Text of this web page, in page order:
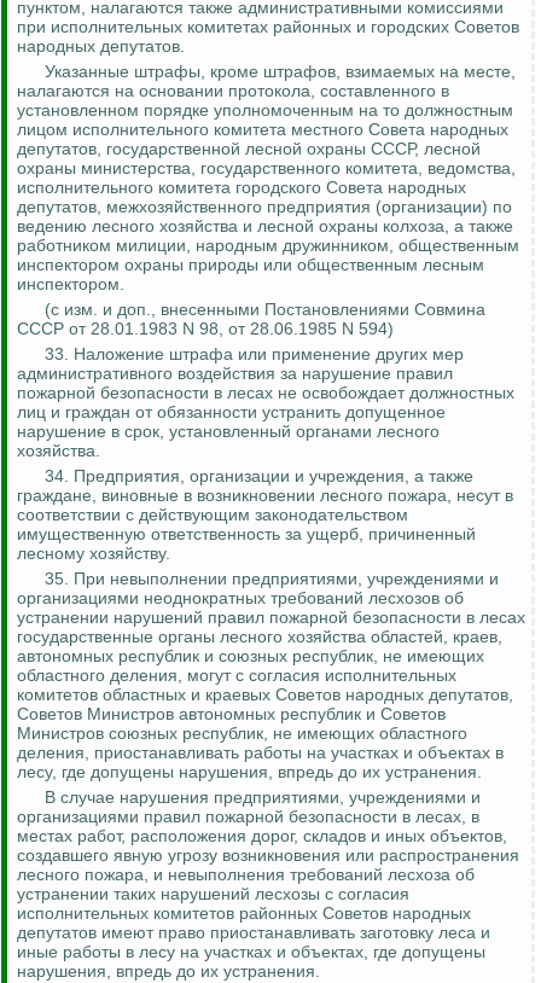
пунктом, налагаются также административными комиссиями
при исполнительных комитетах районных и городских Советов
народных депутатов.
Указанные штрафы, кроме штрафов, взимаемых на месте,
налагаются на основании протокола, составленного в
установленном порядке уполномоченным на то должностным
лицом исполнительного комитета местного Совета народных
депутатов, государственной лесной охраны СССР, лесной
охраны министерства, государственного комитета, ведомства,
исполнительного комитета городского Совета народных
депутатов, межхозяйственного предприятия (организации) по
ведению лесного хозяйства и лесной охраны колхоза, а также
работником милиции, народным дружинником, общественным
инспектором охраны природы или общественным лесным
инспектором.
(с изм. и доп., внесенными Постановлениями Совмина
СССР от 28.01.1983 N 98, от 28.06.1985 N 594)
33. Наложение штрафа или применение других мер
административного воздействия за нарушение правил
пожарной безопасности в лесах не освобождает должностных
лиц и граждан от обязанности устранить допущенное
нарушение в срок, установленный органами лесного
хозяйства.
34. Предприятия, организации и учреждения, а также
граждане, виновные в возникновении лесного пожара, несут в
соответствии с действующим законодательством
имущественную ответственность за ущерб, причиненный
лесному хозяйству.
35. При невыполнении предприятиями, учреждениями и
организациями неоднократных требований лесхозов об
устранении нарушений правил пожарной безопасности в лесах
государственные органы лесного хозяйства областей, краев,
автономных республик и союзных республик, не имеющих
областного деления, могут с согласия исполнительных
комитетов областных и краевых Советов народных депутатов,
Советов Министров автономных республик и Советов
Министров союзных республик, не имеющих областного
деления, приостанавливать работы на участках и объектах в
лесу, где допущены нарушения, впредь до их устранения.
В случае нарушения предприятиями, учреждениями и
организациями правил пожарной безопасности в лесах, в
местах работ, расположения дорог, складов и иных объектов,
создавшего явную угрозу возникновения или распространения
лесного пожара, и невыполнения требований лесхоза об
устранении таких нарушений лесхозы с согласия
исполнительных комитетов районных Советов народных
депутатов имеют право приостанавливать заготовку леса и
иные работы в лесу на участках и объектах, где допущены
нарушения, впредь до их устранения.